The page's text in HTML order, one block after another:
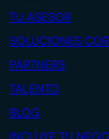
TU ASESOR
SOLUCIONES
PARTNERS
TALENTO
BLOG